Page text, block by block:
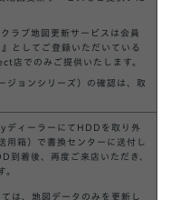
ラブ地図更新サービスは会員
としてご登録いただいている
でのみご提供いたします。
ジョンシリーズ）の確認は、取
ディーラーにてHDDを取り外
用箱）で書換センターに送付し
到着後、再度ご来店いただき、
。
は、地図データのみを更新し